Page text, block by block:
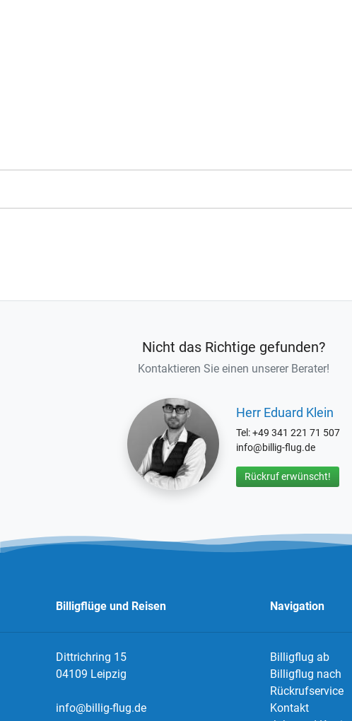
Nicht das Richtige gefunden?
Kontaktieren Sie einen unserer Berater!
Herr Eduard Klein
Tel: +49 341 221 71 507
info@billig-flug.de
Rückruf erwünscht!
Billigflüge und Reisen
Dittrichring 15
04109 Leipzig
info@billig-flug.de
Navigation
Billigflug ab
Billigflug nach
Rückrufservice
Kontakt